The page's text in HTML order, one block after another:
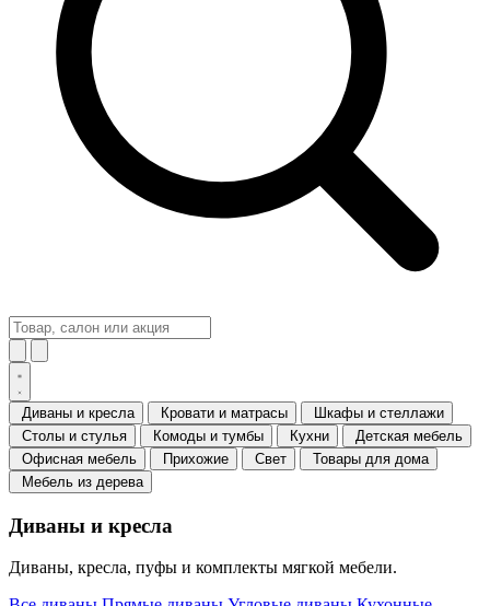
Диваны и кресла Кровати и матрасы
Шкафы и стеллажи
Столы и стулья
Комоды и тумбы Кухни
Детская мебель
Офисная мебель
Прихожие Свет
Товары для дома
Мебель из дерева
Диваны и кресла
Диваны, кресла, пуфы и комплекты мягкой мебели.